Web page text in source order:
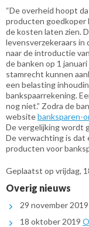
“De overheid hoopt
producten goedkoper
de kosten laten zien.
levensverzekeraars in
naar de introductie
de banken op 1
stamrecht kunnen
een belasting
bankspaarrekening.
nog niet.” Zodra de
websitebanksparen-
De vergelijking wordt
De verwachting is dat
producten voor
Geplaatst op vrijdag,
Overig nieuws
29 november 2019
18 oktober 2019